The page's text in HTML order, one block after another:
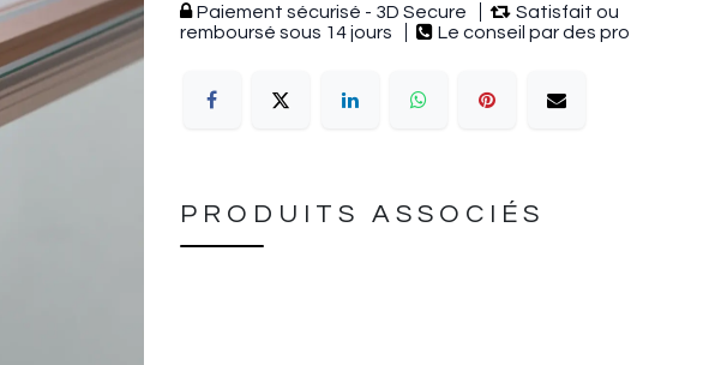
Paiement sécurisé - 3D Secure
Satisfait ou
remboursé sous 14 jours
Le conseil par des pro
PRODUITS ASSOCIÉS